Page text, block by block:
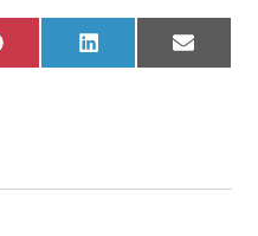
Pinterest LinkedIn Email